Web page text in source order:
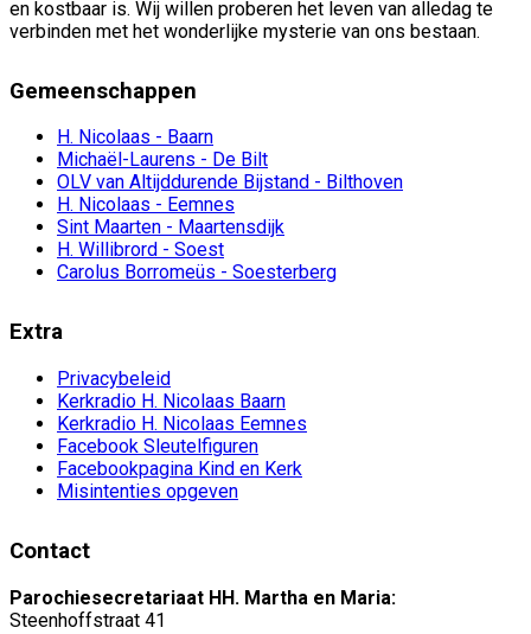
en kostbaar is. Wij willen proberen het leven van alledag te
verbinden met het wonderlijke mysterie van ons bestaan.
Gemeenschappen
H. Nicolaas - Baarn
Michaël-Laurens - De Bilt
OLV van Altijddurende Bijstand - Bilthoven
H. Nicolaas - Eemnes
Sint Maarten - Maartensdijk
H. Willibrord - Soest
Carolus Borromeüs - Soesterberg
Extra
Privacybeleid
Kerkradio H. Nicolaas Baarn
Kerkradio H. Nicolaas Eemnes
Facebook Sleutelfiguren
Facebookpagina Kind en Kerk
Misintenties opgeven
Contact
Parochiesecretariaat HH. Martha en Maria:
Steenhoffstraat 41